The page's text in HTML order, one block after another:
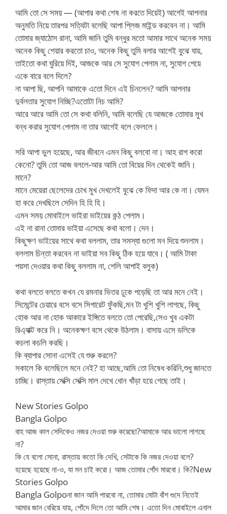
আমি তো সে সময় — (আপার কথা শেষ না করতে দিয়েই) আগেই আপনার
অনুমতি নিয়ে তারপর সত্যিটা বলেছি আপা প্লিজ মাইন্ড করবেন না। আমি
তোমার জ্যাঠোস রানা, আমি জানি তুমি বন্ধুর মতো আমার সাথে অনেক সময়
অনেক কিছু শেয়ার করতো চাও, অনেক কিছু তুমি বলার আগেই বুঝে যায়,
তাইতো কথা ঘুরিয়ে দিই, আজকে আর সে সুযোগ পেলাম না, সুযোগ পেয়ে
একে বারে বলে দিলে?
না আপা ছি, আপনি আমাকে এতো দিনে এই চিনলেন? আমি আপনার
দুর্বলতার সুযোগ নিচ্ছি?এতোটা নিচ আমি?
আরে আরে আমি তো সে কথা বলিনি, আমি বলেছি যে আজকে তোমার মুখ
বন্ধ করার সুযোগ পেলাম না তার আগেই বলে ফেললে।
সরি আপা ভুল হয়েছে, আর জীবনে এমন কিছু বলবো না। আহ রাগ করো
কেনো? তুমি তো আজ বললে-আর আমি তো বিয়ের দিন থেকেই জানি।
মানে?
মানে মেয়েরা ছেলেদের চোখ মুখ দেখলেই বুঝে কে ফিদা আর কে না। যেমন
হা করে দেখছিলে সেদিন হি হি হি।
এমন সময় মোবাইলে ভাইরা ভাইয়ের কন্ঠ পেলাম।
এই না রানা তোমার ভাইয়া এসেছে কথা বলো। দেন।
কিছুক্ষণ ভাইয়ের সাথে কথা বললাম, তার সমস্যা গুলো মন দিয়ে শুনলাম।
বললাম চিন্তা করবেন না ভাইয়া সব কিছু ঠিক হয়ে যাবে। ( আমি টাকা
পয়সা দেওয়ার কথা কিছু বললাম না, শেলি আপাই বলুক)
কথা বলতে বলতে কখন যে রমনার ভিতর ঢুকে পড়েছি তা আর মনে নেই।
সিমেন্টের চেয়ারে বসে বসে সিগারেট ফুঁকছি,মন টা খুশি খুশি লাগছে, কিছু
হোক আর না হোক আকারে ইঙ্গিতে বলতে তো পেরেছি,সেও খুব একটা
রিএ্যাক্ট করে নি। অনেকক্ষণ বসে থেকে উঠলাম। বাসায় এসে ডলিকে
কচলা কচলি করছি।
কি ব্যাপার সোনা এসেই যে শুরু করলে?
সকালে কি বলেছিলে মনে নেই? হা আছে,আমি তো নিষেধ করিনি,শুধু জানতে
চাচ্ছি। রাস্তায় সেক্সি সেক্সি মাল দেখে ধোন খাঁড়া হয়ে গেছে তাই।
New Stories Golpo
Bangla Golpo
বাহ আজ কাল সেদিকেও নজর দেওয়া শুরু করেছো?আমাকে আর ভালো লাগছে
না?
কি যে বলো সোনা, রাস্তায় কতো কি দেখি, সেটাকে কি নজর দেওয়া বলে?
হয়েছে হয়েছে না-ও, যা মন চাই করো। আজ তোমার পোঁদ মারবো। কি?New
Stories Golpo
Bangla Golpoনা জান আমি পারবো না, তোমার মোটা বাঁশ গুদে নিতেই
আমার জান বেরিয়ে যায়, পোঁদে দিলে তো আমি শেষ। এতো দিন মোবাইলে এনাল